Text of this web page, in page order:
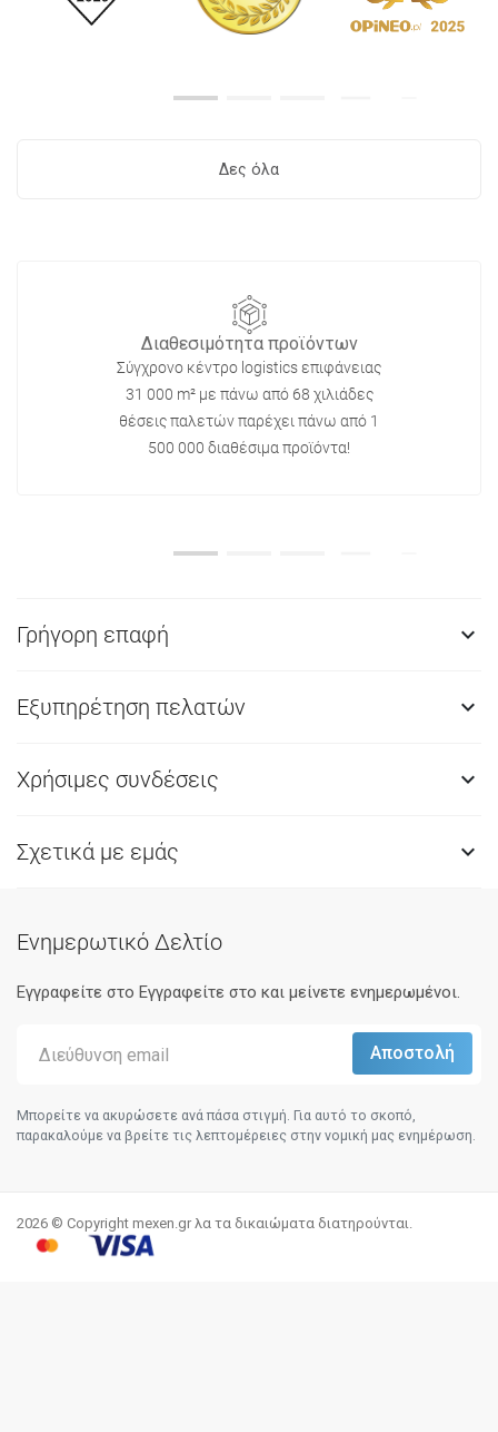
Δες όλα
Διαθεσιμότητα προϊόντων
Σύγχρονο κέντρο logistics επιφάνειας
31 000 m² με πάνω από 68 χιλιάδες
θέσεις παλετών παρέχει πάνω από 1
500 000 διαθέσιμα προϊόντα!
Γρήγορη επαφή 
Εξυπηρέτηση πελατών 
Χρήσιμες συνδέσεις 
Σχετικά με εμάς 
Ενημερωτικό Δελτίο
Εγγραφείτε στο Eγγραφείτε στο και μείνετε ενημερωμένοι.
Μπορείτε να ακυρώσετε ανά πάσα στιγμή. Για αυτό το σκοπό,
παρακαλούμε να βρείτε τις λεπτομέρειες στην νομική μας ενημέρωση.
2026 © Copyright mexen.gr λα τα δικαιώματα διατηρούνται.